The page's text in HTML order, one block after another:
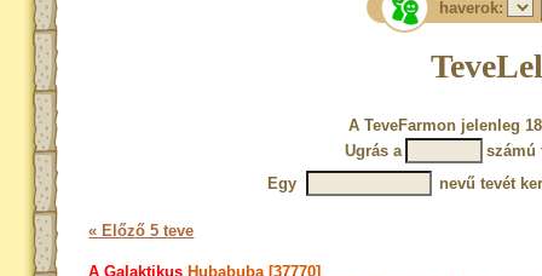
haverok:
A TeveFarmon jelenleg
Ugrás a
számú
Egy
nevű tevét
« Előző 5 teve
A Galaktikus Hubabuba [37770]